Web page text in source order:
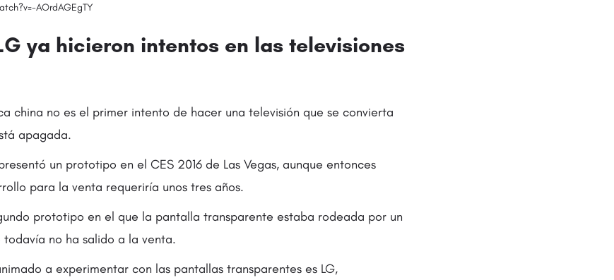
AOrdAGEgTY
ya hicieron intentos en las televisiones
china no es el primer intento de hacer una televisión que se convierta
apagada.
un prototipo en el CES 2016 de Las Vegas, aunque entonces
para la venta requeriría unos tres años.
prototipo en el que la pantalla transparente estaba rodeada por un
no ha salido a la venta.
a experimentar con las pantallas transparentes es LG,